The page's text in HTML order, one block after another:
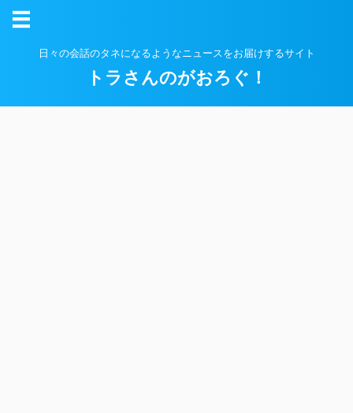
日々の会話のタネになるようなニュースをお届けするサイト
トラさんのがおろぐ！